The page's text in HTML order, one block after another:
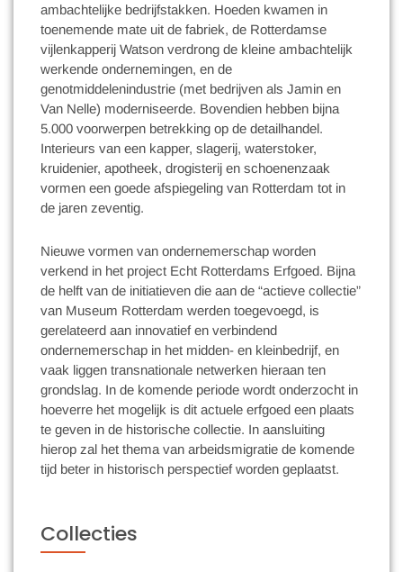
ambachtelijke bedrijfstakken. Hoeden kwamen in
toenemende mate uit de fabriek, de Rotterdamse
vijlenkapperij Watson verdrong de kleine ambachtelijk
werkende ondernemingen, en de
genotmiddelenindustrie (met bedrijven als Jamin en
Van Nelle) moderniseerde. Bovendien hebben bijna
5.000 voorwerpen betrekking op de detailhandel.
Interieurs van een kapper, slagerij, waterstoker,
kruidenier, apotheek, drogisterij en schoenenzaak
vormen een goede afspiegeling van Rotterdam tot in
de jaren zeventig.
Nieuwe vormen van ondernemerschap worden
verkend in het project Echt Rotterdams Erfgoed. Bijna
de helft van de initiatieven die aan de “actieve collectie”
van Museum Rotterdam werden toegevoegd, is
gerelateerd aan innovatief en verbindend
ondernemerschap in het midden- en kleinbedrijf, en
vaak liggen transnationale netwerken hieraan ten
grondslag. In de komende periode wordt onderzocht in
hoeverre het mogelijk is dit actuele erfgoed een plaats
te geven in de historische collectie. In aansluiting
hierop zal het thema van arbeidsmigratie de komende
tijd beter in historisch perspectief worden geplaatst.
Collecties